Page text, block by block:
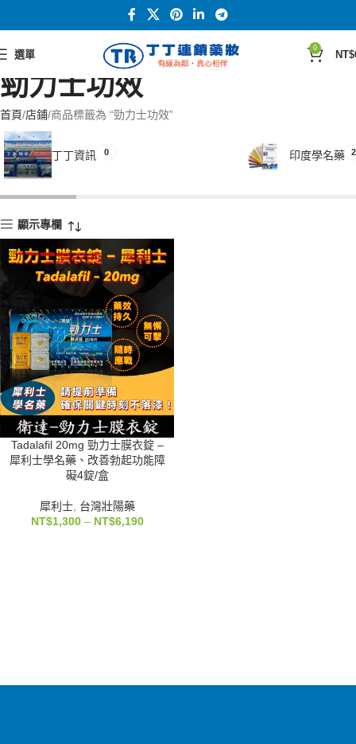
選單
0
NT$
勁力士功效
首頁 店鋪 商品標籤為 “勁力士功效”
丁丁資訊 0 印度學名藥
顯示專欄
Tadalafil 20mg 勁力士膜衣錠 –
犀利士學名藥、改善勃起功能障
礙4錠/盒
犀利士, 台灣壯陽藥
NT$1,300 – NT$6,190